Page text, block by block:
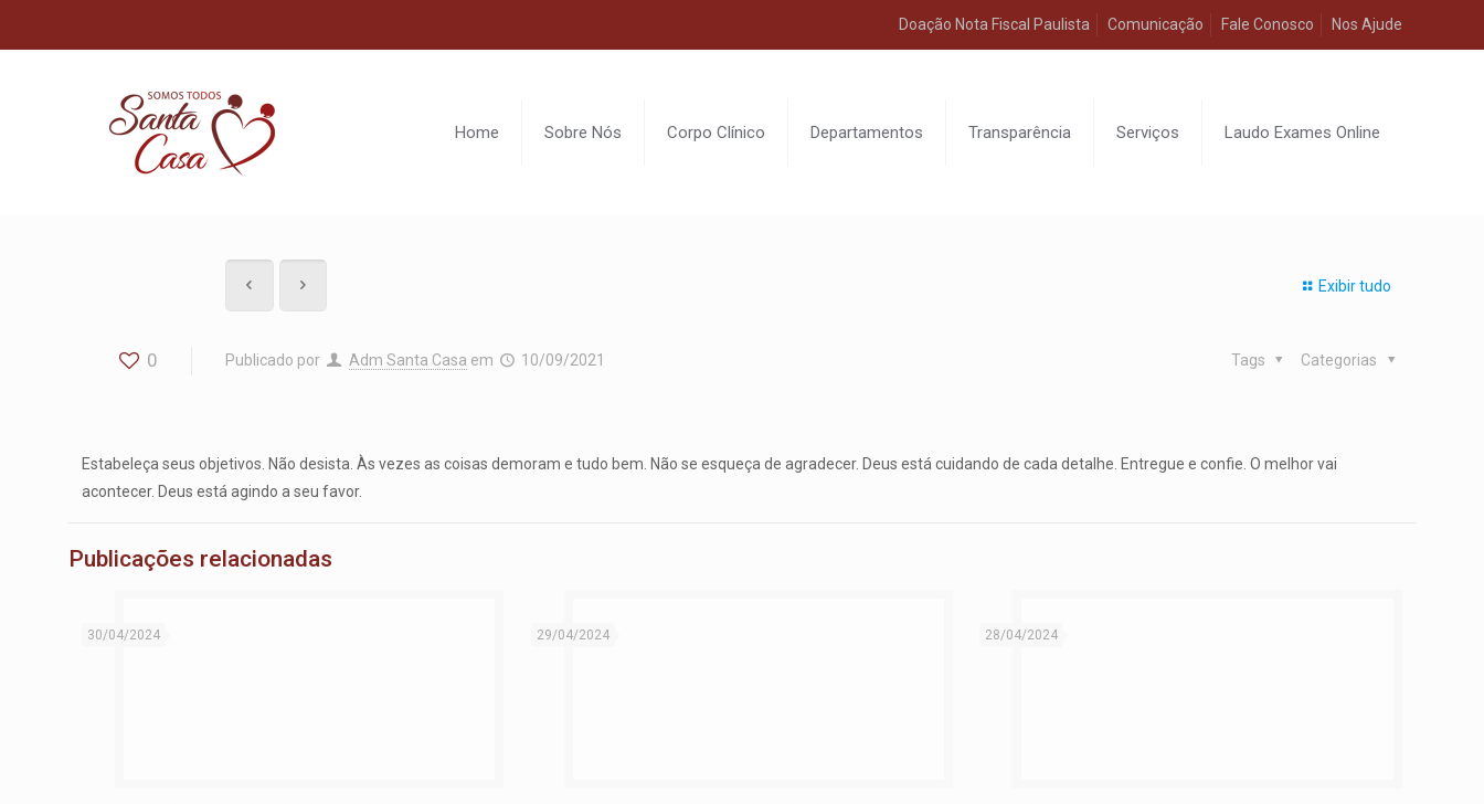
Doação Nota Fiscal Paulista Comunicação Fale Conosco Nos Ajude
Home Sobre Nós Corpo Clínico Departamentos Transparência Serviços Laudo Exames Online
Exibir tudo
0 Publicado por Adm Santa Casa em 10/09/2021 Categorias
Tags
Estabeleça seus objetivos. Não desista. Às vezes as coisas demoram e tudo bem. Não se esqueça de agradecer. Deus está cuidando de cada detalhe. Entregue e confie. O melhor vai
acontecer. Deus está agindo a seu favor.
Publicações relacionadas
30/04/2024 29/04/2024 28/04/2024